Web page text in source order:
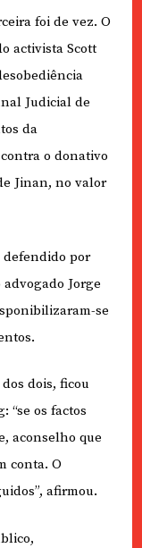
foi de vez. O
activista Scott
Judicial de
da
o donativo
Jinan, no valor
defendido por
Jorge
se
dois, ficou
“se os factos
aconselho que
conta. O
afirmou.